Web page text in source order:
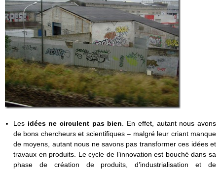
Les idées ne circulent pas bien. En effet, autant nous avons
de bons chercheurs et scientifiques – malgré leur criant manque
de moyens, autant nous ne savons pas transformer ces idées et
travaux en produits. Le cycle de l’innovation est bouché dans sa
phase de création de produits, d’industrialisation et de